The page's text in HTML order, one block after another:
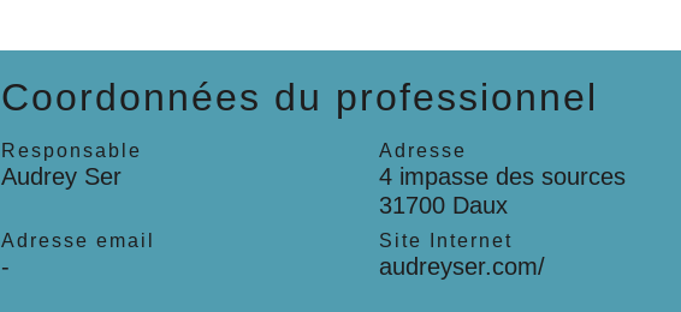
Coordonnées du professionnel
Responsable
Audrey Ser
Adresse
4 impasse des sources
31700 Daux
Adresse email
-
Site Internet
audreyser.com/